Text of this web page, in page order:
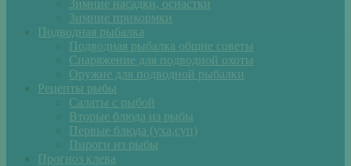
Зимние насадки, оснастки
Зимние прикормки
Подводная рыбалка
Подводная рыбалка общие советы
Снаряжение для подводной охоты
Оружие для подводной рыбалки
Рецепты рыбы
Салаты с рыбой
Вторые блюда из рыбы
Первые блюда (уха,суп)
Пироги из рыбы
Прогноз клева